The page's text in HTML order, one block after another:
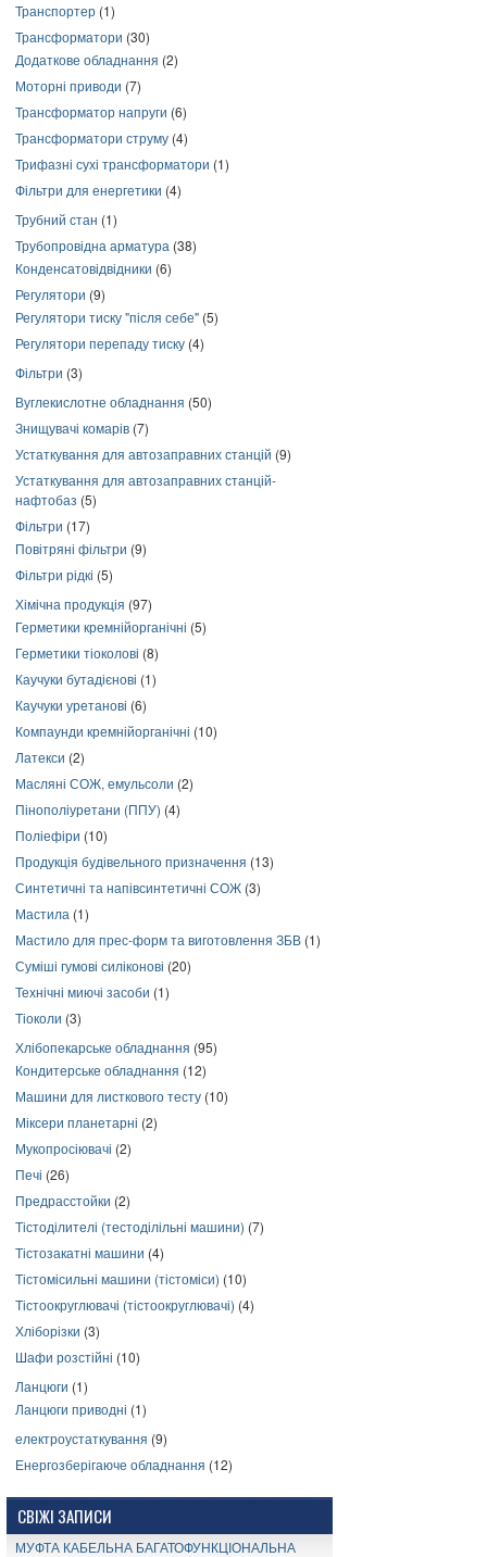
Транспортер (1)
Трансформатори (30)
Додаткове обладнання (2)
Моторні приводи (7)
Трансформатор напруги (6)
Трансформатори струму (4)
Трифазні сухі трансформатори (1)
Фільтри для енергетики (4)
Трубний стан (1)
Трубопровідна арматура (38)
Конденсатовідвідники (6)
Регулятори (9)
Регулятори тиску "після себе" (5)
Регулятори перепаду тиску (4)
Фільтри (3)
Вуглекислотне обладнання (50)
Знищувачі комарів (7)
Устаткування для автозаправних станцій (9)
Устаткування для автозаправних станцій-
нафтобаз (5)
Фільтри (17)
Повітряні фільтри (9)
Фільтри рідкі (5)
Хімічна продукція (97)
Герметики кремнійорганічні (5)
Герметики тіоколові (8)
Каучуки бутадієнові (1)
Каучуки уретанові (6)
Компаунди кремнійорганічні (10)
Латекси (2)
Масляні СОЖ, емульсоли (2)
Пінополіуретани (ППУ) (4)
Поліефіри (10)
Продукція будівельного призначення (13)
Синтетичні та напівсинтетичні СОЖ (3)
Мастила (1)
Мастило для прес-форм та виготовлення ЗБВ (1)
Суміші гумові силіконові (20)
Технічні миючі засоби (1)
Тіоколи (3)
Хлібопекарське обладнання (95)
Кондитерське обладнання (12)
Машини для листкового тесту (10)
Міксери планетарні (2)
Мукопросіювачі (2)
Печі (26)
Предрасстойки (2)
Тістоділителі (тестоділільні машини) (7)
Тістозакатні машини (4)
Тістомісильні машини (тістоміси) (10)
Тістоокруглювачі (тістоокруглювачі) (4)
Хліборізки (3)
Шафи розстійні (10)
Ланцюги (1)
Ланцюги приводні (1)
електроустаткування (9)
Енергозберігаюче обладнання (12)
СВІЖІ ЗАПИСИ
МУФТА КАБЕЛЬНА БАГАТОФУНКЦІОНАЛЬНА